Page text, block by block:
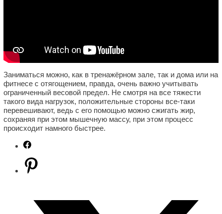
Заниматься можно, как в тренажёрном зале, так и дома или на
фитнесе с отягощением, правда, очень важно учитывать
ограниченный весовой предел. Не смотря на все тяжести
такого вида нагрузок, положительные стороны все-таки
перевешивают, ведь с его помощью можно сжигать жир,
сохраняя при этом мышечную массу, при этом процесс
происходит намного быстрее.